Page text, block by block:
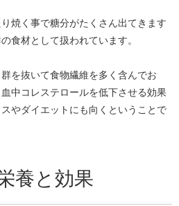
焼く事で糖分がたくさん出てきます
食材として扱われています。
を抜いて食物繊維を多く含んでお
中コレステロールを低下させる効果
やダイエットにも向くということで
養と効果